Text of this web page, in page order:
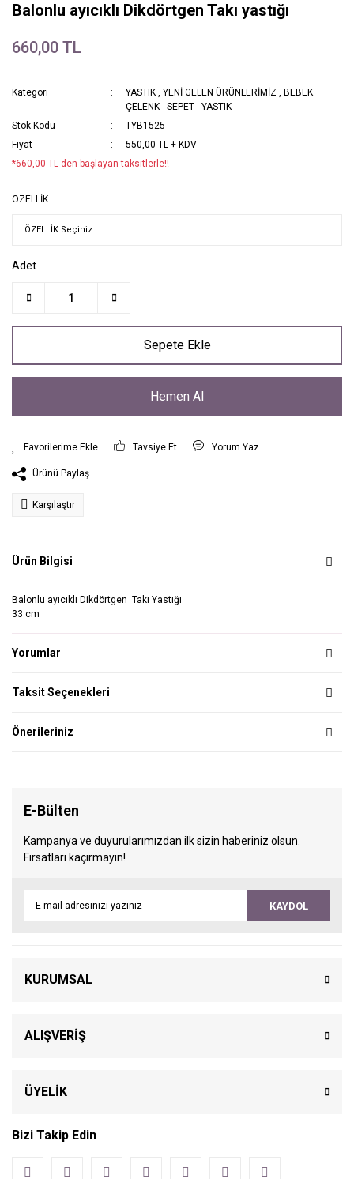
Balonlu ayıcıklı Dikdörtgen Takı yastığı
660,00 TL
Kategori YASTIK ,YENİ GELEN ÜRÜNLERİMİZ , BEBEK
ÇELENK - SEPET - YASTIK
Stok Kodu
TYB1525
Fiyat
550,00 TL + KDV
*660,00 TL den başlayan taksitlerle!!
ÖZELLİK
Adet
Sepete Ekle
Hemen Al
Tavsiye Et Yorum Yaz
Ürünü Paylaş
Karşılaştır
Ürün Bilgisi
Balonlu ayıcıklı Dikdörtgen Takı Yastığı
33 cm
Yorumlar
Taksit Seçenekleri
Önerileriniz
E-Bülten
Kampanya ve duyurularımızdan ilk sizin haberiniz olsun.
Fırsatları kaçırmayın!
KAYDOL
KURUMSAL
ALIŞVERİŞ
ÜYELİK
Bizi Takip Edin